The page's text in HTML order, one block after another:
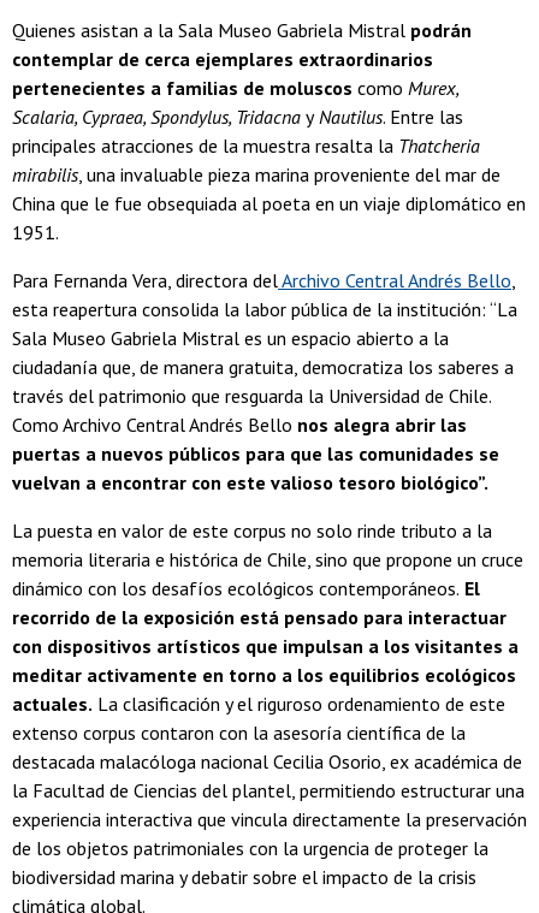
Quienes asistan a la Sala Museo Gabriela Mistral podrán
contemplar de cerca ejemplares extraordinarios
pertenecientes a familias de moluscos como Murex,
Scalaria, Cypraea, Spondylus, Tridacna yNautilus. Entre las
principales atracciones de la muestra resalta la Thatcheria
mirabilis, una invaluable pieza marina proveniente del mar de
China que le fue obsequiada al poeta en un viaje diplomático en
1951.
Para Fernanda Vera, directora delArchivo Central Andrés Bello,
esta reapertura consolida la labor pública de la institución: “La
Sala Museo Gabriela Mistral es un espacio abierto a la
ciudadanía que, de manera gratuita, democratiza los saberes a
través del patrimonio que resguarda la Universidad de Chile.
Como Archivo Central Andrés Bello nos alegra abrir las
puertas a nuevos públicos para que las comunidades se
vuelvan a encontrar con este valioso tesoro biológico”.
La puesta en valor de este corpus no solo rinde tributo a la
memoria literaria e histórica de Chile, sino que propone un cruce
dinámico con los desafíos ecológicos contemporáneos. El
recorrido de la exposición está pensado para interactuar
con dispositivos artísticos que impulsan a los visitantes a
meditar activamente en torno a los equilibrios ecológicos
actuales. La clasificación y el riguroso ordenamiento de este
extenso corpus contaron con la asesoría científica de la
destacada malacóloga nacional Cecilia Osorio, ex académica de
la Facultad de Ciencias del plantel, permitiendo estructurar una
experiencia interactiva que vincula directamente la preservación
de los objetos patrimoniales con la urgencia de proteger la
biodiversidad marina y debatir sobre el impacto de la crisis
climática global.